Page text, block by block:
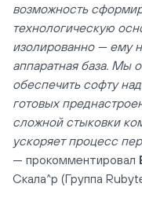
возможность
технологическую
изолированно — ему
аппаратная база. Мы
обеспечить софту
готовых
сложной стыковки
ускоряет процесс
— прокомментировал
Скала^р (Группа